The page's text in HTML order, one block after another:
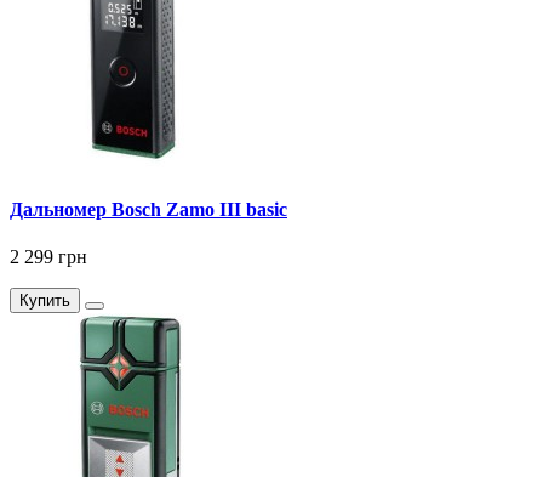
Дальномер Bosch Zamo III basic
2 299 грн
Купить